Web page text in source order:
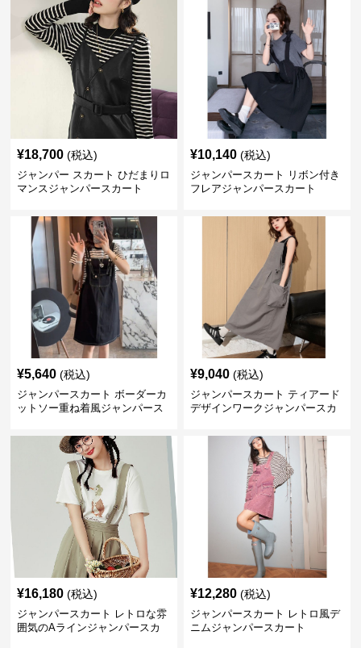
¥18,700 (税込)
ジャンパー スカート ひだまりロ
マンスジャンパースカート
¥10,140 (税込)
ジャンパースカート リボン付き
フレアジャンパースカート
¥5,640 (税込)
ジャンパースカート ボーダーカ
ットソー重ね着風ジャンパース
¥9,040 (税込)
ジャンパースカート ティアード
デザインワークジャンパースカ
¥16,180 (税込)
ジャンパースカート レトロな雰
囲気のAラインジャンパースカ
¥12,280 (税込)
ジャンパースカート レトロ風デ
ニムジャンパースカート